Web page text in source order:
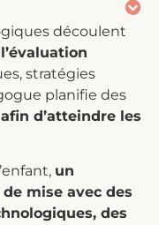
découlent
stratégies
planifie des
d’atteindre les
un
mise avec des
des